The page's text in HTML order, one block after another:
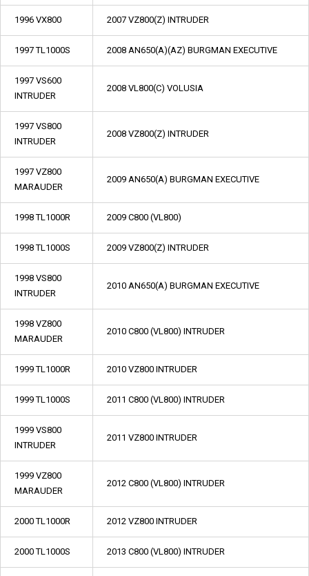
1996 VX800 2007 VZ800(Z) INTRUDER
1997 TL1000S 2008 AN650(A)(AZ) BURGMAN EXECUTIVE
1997 VS600
INTRUDER
2008 VL800(C) VOLUSIA
1997 VS800
INTRUDER
2008 VZ800(Z) INTRUDER
1997 VZ800
MARAUDER
2009 AN650(A) BURGMAN EXECUTIVE
1998 TL1000R 2009 C800 (VL800)
1998 TL1000S 2009 VZ800(Z) INTRUDER
1998 VS800
INTRUDER
2010 AN650(A) BURGMAN EXECUTIVE
1998 VZ800
MARAUDER
2010 C800 (VL800) INTRUDER
1999 TL1000R 2010 VZ800 INTRUDER
1999 TL1000S 2011 C800 (VL800) INTRUDER
1999 VS800
INTRUDER
2011 VZ800 INTRUDER
1999 VZ800
MARAUDER
2012 C800 (VL800) INTRUDER
2000 TL1000R 2012 VZ800 INTRUDER
2000 TL1000S 2013 C800 (VL800) INTRUDER